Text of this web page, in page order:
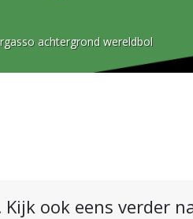
achtergrond wereldbol
ook eens verder